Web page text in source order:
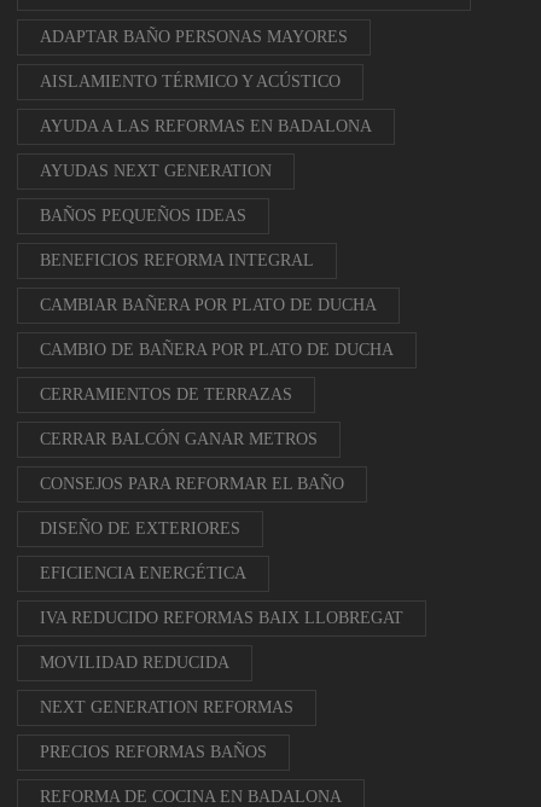
ADAPTAR BAÑO PERSONAS MAYORES
AISLAMIENTO TÉRMICO Y ACÚSTICO
AYUDA A LAS REFORMAS EN BADALONA
AYUDAS NEXT GENERATION
BAÑOS PEQUEÑOS IDEAS
BENEFICIOS REFORMA INTEGRAL
CAMBIAR BAÑERA POR PLATO DE DUCHA
CAMBIO DE BAÑERA POR PLATO DE DUCHA
CERRAMIENTOS DE TERRAZAS
CERRAR BALCÓN GANAR METROS
CONSEJOS PARA REFORMAR EL BAÑO
DISEÑO DE EXTERIORES
EFICIENCIA ENERGÉTICA
IVA REDUCIDO REFORMAS BAIX LLOBREGAT
MOVILIDAD REDUCIDA
NEXT GENERATION REFORMAS
PRECIOS REFORMAS BAÑOS
REFORMA DE COCINA EN BADALONA